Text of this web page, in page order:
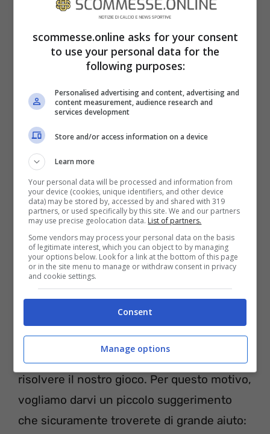
rompicapo trova il cuore in mezzo ai palloni: hai solo 12
secondi
Soluzione:
Malgrado il tempo sia ormai scaduto,
vogliamo provare a farvi comunque
risolvere il nostro gioco. Per questo motivo,
vogliamo darvi un piccolo suggerimento
che sicuramente troverete di grande aiuto:
scommesse.online asks for your consent
to use your personal data for the
following purposes:
Personalised advertising and content, advertising and
content measurement, audience research and
services development
Store and/or access information on a device
Learn more
Your personal data will be processed and information from
your device (cookies, unique identifiers, and other device
data) may be stored by, accessed by and shared with 319
partners, or used specifically by this site. We and our partners
may use precise geolocation data. List of partners.
Some vendors may process your personal data on the basis
of legitimate interest, which you can object to by managing
your options below. Look for a link at the bottom of this page
or in the site menu to manage or withdraw consent in privacy
and cookie settings.
Consent
Manage options